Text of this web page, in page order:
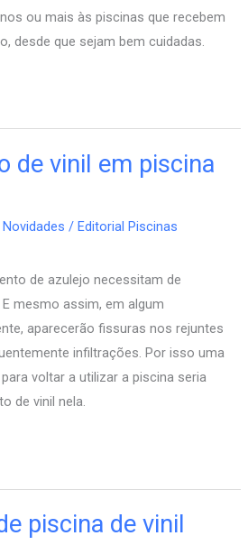
ou mais às piscinas que recebem
desde que sejam bem cuidadas.
de vinil em piscina
Novidades /Editorial Piscinas
de azulejo necessitam de
mesmo assim, em algum
aparecerão fissuras nos rejuntes
infiltrações. Por isso uma
voltar a utilizar a piscina seria
de vinil nela.
piscina de vinil